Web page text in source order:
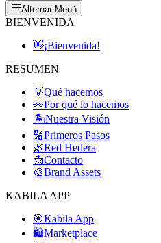
Alternar Menú
BIENVENIDA
👋¡Bienvenida!
RESUMEN
💡Qué hacemos
👀Por qué lo hacemos
🏝️Nuestra Visión
🔢Primeros Pasos
🌿Red Hedera
📩Contacto
🎨Brand Assets
KABILA APP
🎯Kabila App
🛍️Marketplace